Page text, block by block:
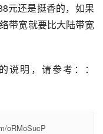
元还是挺香的，如果
带宽就要比大陆带宽
说明，请参考：：
oRMoSucP